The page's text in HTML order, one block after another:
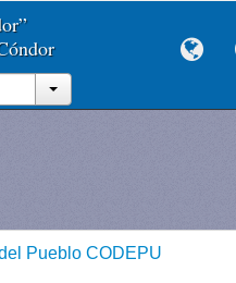
Pueblo CODEPU